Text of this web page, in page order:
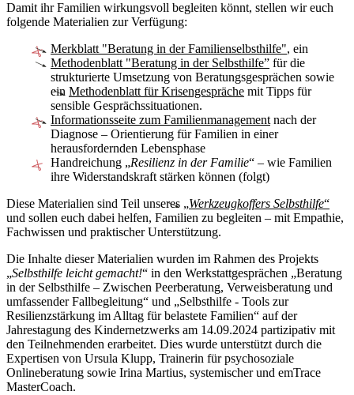
Damit ihr Familien wirkungsvoll begleiten könnt, stellen wir euch
folgende Materialien zur Verfügung:
Merkblatt "Beratung in der Familienselbsthilfe", ein
Methodenblatt "Beratung in der Selbsthilfe” für die
strukturierte Umsetzung von Beratungsgesprächen sowie
ein Methodenblatt für Krisengespräche mit Tipps für
sensible Gesprächssituationen.
Informationsseite zum Familienmanagement nach der
Diagnose – Orientierung für Familien in einer
herausfordernden Lebensphase
Handreichung „Resilienz in der Familie“ – wie Familien
ihre Widerstandskraft stärken können (folgt)
Diese Materialien sind Teil unseres „Werkzeugkoffers Selbsthilfe“
und sollen euch dabei helfen, Familien zu begleiten – mit Empathie,
Fachwissen und praktischer Unterstützung.
Die Inhalte dieser Materialien wurden im Rahmen des Projekts
„Selbsthilfe leicht gemacht!“ in den Werkstattgesprächen „Beratung
in der Selbsthilfe – Zwischen Peerberatung, Verweisberatung und
umfassender Fallbegleitung“ und „Selbsthilfe - Tools zur
Resilienzstärkung im Alltag für belastete Familien“ auf der
Jahrestagung des Kindernetzwerks am 14.09.2024 partizipativ mit
den Teilnehmenden erarbeitet. Dies wurde unterstützt durch die
Expertisen von Ursula Klupp, Trainerin für psychosoziale
Onlineberatung sowie Irina Martius, systemischer und emTrace
MasterCoach.